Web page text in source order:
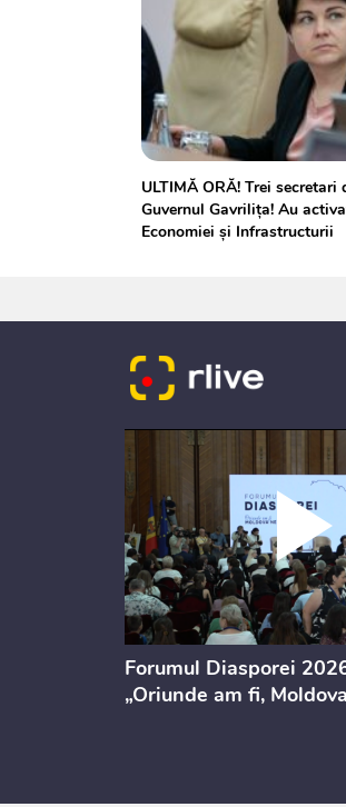
ULTIMĂ ORĂ! Trei secretari
Guvernul Gavrilița! Au
Economiei și Infrastructurii
Forumul Diasporei
„Oriunde am fi,